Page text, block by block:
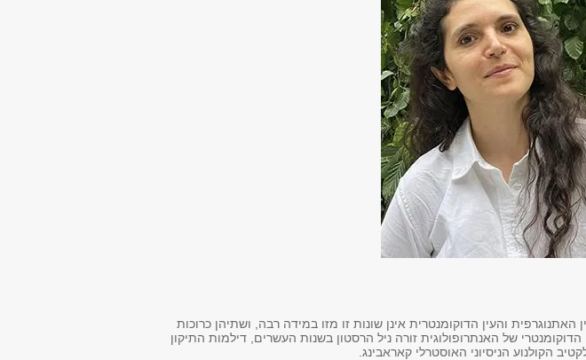
והעין הדוקומנטרית אינן שונות זו מזו במידה רבה, ושתיהן כרוכות
של האנתרופולוגית זורה ניל הרסטון בשנות העשרים, דילמות התיקון
הקולנוע הניסיוני האוסטרלי קאראבינג.